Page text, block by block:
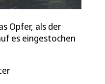
Opfer, als der
es eingestochen